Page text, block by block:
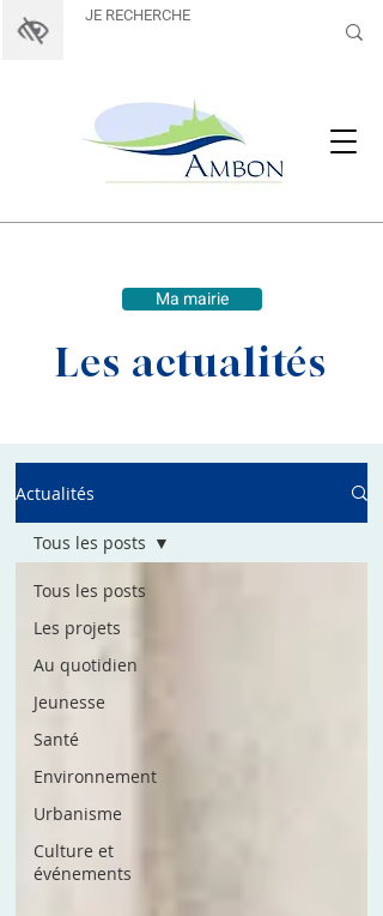
Ma mairie
Les actualités
Actualités
Tous les posts
Les projets
Au quotidien
Jeunesse
Santé
Environnement
Urbanisme
Culture et
événements
Tous les posts